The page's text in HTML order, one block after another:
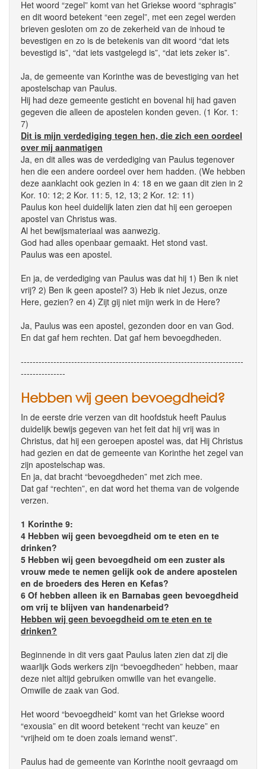
Het woord “zegel” komt van het Griekse woord “sphragis”
en dit woord betekent “een zegel”, met een zegel werden
brieven gesloten om zo de zekerheid van de inhoud te
bevestigen en zo is de betekenis van dit woord “dat iets
bevestigd is”, “dat iets vastgelegd is”, “dat iets zeker is”.
Ja, de gemeente van Korinthe was de bevestiging van het
apostelschap van Paulus.
Hij had deze gemeente gesticht en bovenal hij had gaven
gegeven die alleen de apostelen konden geven. (1 Kor. 1:
7)
Dit is mijn verdediging tegen hen, die zich een oordeel
over mij aanmatigen
Ja, en dit alles was de verdediging van Paulus tegenover
hen die een andere oordeel over hem hadden. (We hebben
deze aanklacht ook gezien in 4: 18 en we gaan dit zien in 2
Kor. 10: 12; 2 Kor. 11: 5, 12, 13; 2 Kor. 12: 11)
Paulus kon heel duidelijk laten zien dat hij een geroepen
apostel van Christus was.
Al het bewijsmateriaal was aanwezig.
God had alles openbaar gemaakt. Het stond vast.
Paulus was een apostel.
En ja, de verdediging van Paulus was dat hij 1) Ben ik niet
vrij? 2) Ben ik geen apostel? 3) Heb ik niet Jezus, onze
Here, gezien? en 4) Zijt gij niet mijn werk in de Here?
Ja, Paulus was een apostel, gezonden door en van God.
En dat gaf hem rechten. Dat gaf hem bevoegdheden.
---------------------------------------------------------------------------
---------------
Hebben wij geen bevoegdheid?
In de eerste drie verzen van dit hoofdstuk heeft Paulus
duidelijk bewijs gegeven van het feit dat hij vrij was in
Christus, dat hij een geroepen apostel was, dat Hij Christus
had gezien en dat de gemeente van Korinthe het zegel van
zijn apostelschap was.
En ja, dat bracht “bevoegdheden” met zich mee.
Dat gaf “rechten”, en dat word het thema van de volgende
verzen.
1 Korinthe 9:
4 Hebben wij geen bevoegdheid om te eten en te
drinken?
5 Hebben wij geen bevoegdheid om een zuster als
vrouw mede te nemen gelijk ook de andere apostelen
en de broeders des Heren en Kefas?
6 Of hebben alleen ik en Barnabas geen bevoegdheid
om vrij te blijven van handenarbeid?
Hebben wij geen bevoegdheid om te eten en te
drinken?
Beginnende in dit vers gaat Paulus laten zien dat zij die
waarlijk Gods werkers zijn “bevoegdheden” hebben, maar
deze niet altijd gebruiken omwille van het evangelie.
Omwille de zaak van God.
Het woord “bevoegdheid” komt van het Griekse woord
“exousia” en dit woord betekent “recht van keuze” en
“vrijheid om te doen zoals iemand wenst”.
Paulus had de gemeente van Korinthe nooit gevraagd om